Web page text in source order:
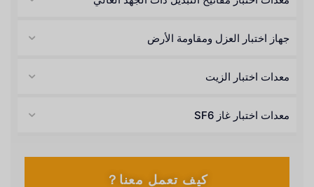
جهاز اختبار العزل ومقاومة الأرض
معدات اختبار الزيت
معدات اختبار غاز SF6
كيف تعمل معنا？